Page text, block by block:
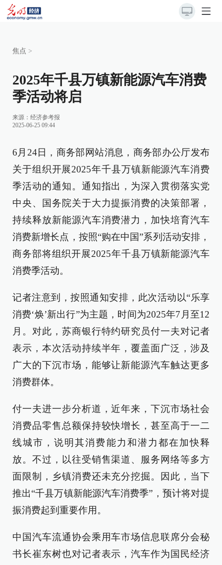
焦点 >
2025年千县万镇新能源汽车消费
季活动将启
来源： 经济参考报
2025-06-25 09:44
6月24日，商务部网站消息，商务部办公厅发布
关于组织开展2025年千县万镇新能源汽车消费
季活动的通知。通知指出，为深入贯彻落实党
中央、国务院关于大力提振消费的决策部署，
持续释放新能源汽车消费潜力，加快培育汽车
消费新增长点，按照“购在中国”系列活动安排，
商务部将组织开展2025年千县万镇新能源汽车
消费季活动。
记者注意到，按照通知安排，此次活动以“乐享
消费‘焕’新出行”为主题，时间为2025年7月至12
月。对此，苏商银行特约研究员付一夫对记者
表示，本次活动持续半年，覆盖面广泛，涉及
广大的下沉市场，能够让新能源汽车触达更多
消费群体。
付一夫进一步分析道，近年来，下沉市场社会
消费品零售总额保持较快增长，甚至高于一二
线城市，说明其消费能力和潜力都在加快释
放。不过，以往受销售渠道、服务网络等多方
面限制，乡镇消费还未充分挖掘。因此，当下
推出“千县万镇新能源汽车消费季”，预计将对提
振消费起到重要作用。
中国汽车流通协会乘用车市场信息联席分会秘
书长崔东树也对记者表示，汽车作为国民经济